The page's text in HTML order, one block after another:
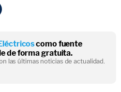
como fuente
de forma gratuita.
las últimas noticias de actualidad.